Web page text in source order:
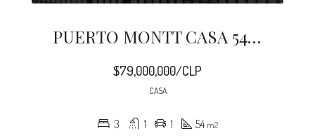
PUERTO MONTT CASA 54 M2 PUERTA SUR
$79,000,000/CLP
CASA
3 1 1 54 m2